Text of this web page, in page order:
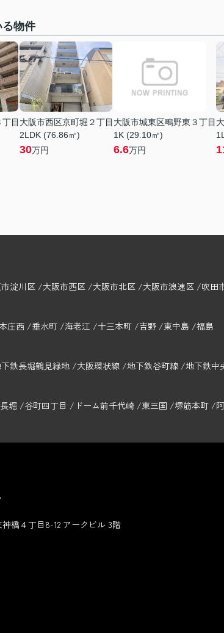
る物件
目 大阪市西区京町堀２丁目
2LDK (76.86㎡)
30万円
大阪市城東区鴫野東３丁目
1K (29.10㎡)
6.6万円
淀川区 大阪市西区 大阪市北区 大阪市浪速区 吹田
庄西 垂水町 海老江 十三本町 吉野 東中島 福島
鉄長堀鶴見緑地 大阪環状線 地下鉄谷町線 地下鉄中
堀 谷町四丁目 ドーム前千代崎 東三国 堺筋本町
橋４丁目8-12 アークビル 3階